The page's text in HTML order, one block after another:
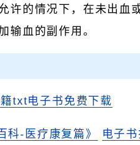
许的情况下，在未出血
输血的副作用。
txt电子书免费下载
科-医疗康复篇》 电子书